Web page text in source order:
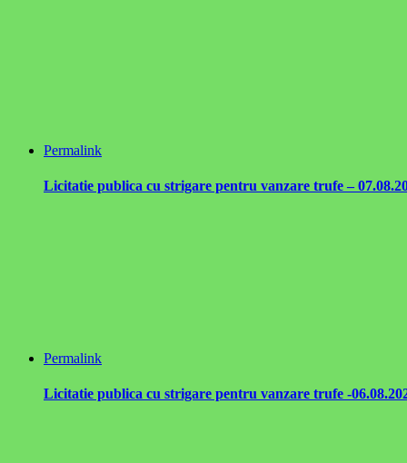
Permalink
Licitatie publica cu strigare pentru vanzare trufe –
Permalink
Licitatie publica cu strigare pentru vanzare trufe -